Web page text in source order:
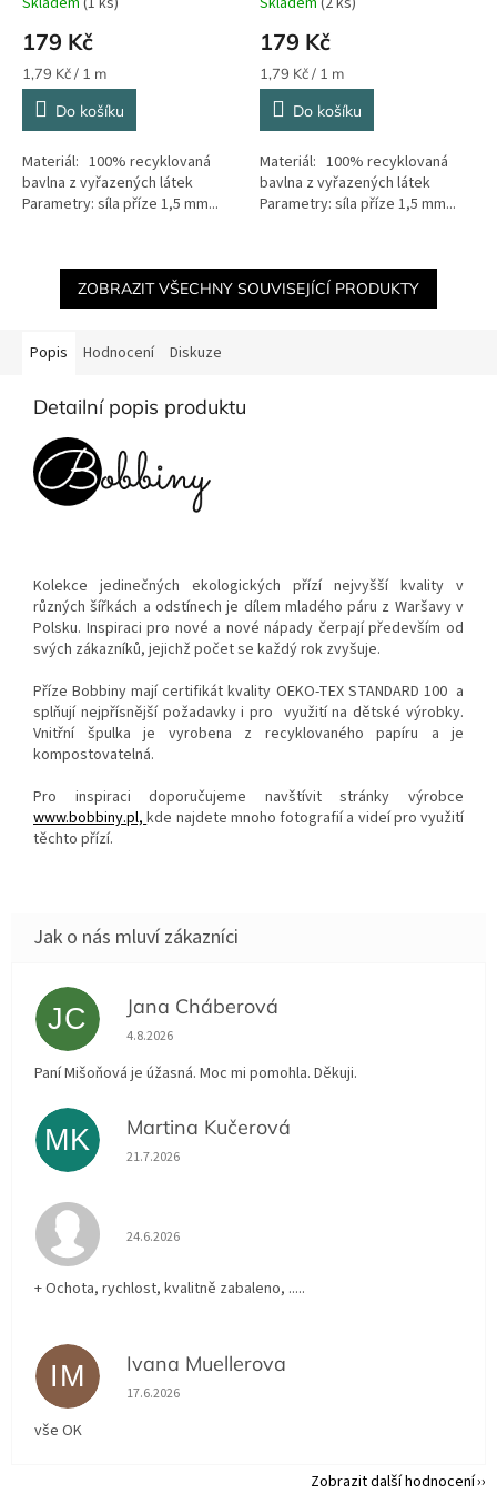
179 Kč
Měrná
cena:
1,79 Kč / 1 m
Do košíku
Materiál: 100% recyklovaná
bavlna z vyřazených látek
Parametry: síla příze 1,5 mm...
179 Kč
Měrná
cena:
1,79 Kč / 1 m
Do košíku
Materiál: 100% recyklovaná
bavlna z vyřazených látek
Parametry: síla příze 1,5 mm...
ZOBRAZIT VŠECHNY SOUVISEJÍCÍ PRODUKTY
Popis Hodnocení Diskuze
Detailní popis produktu
Kolekce jedinečných ekologických přízí nejvyšší kvality v
různých šířkách a odstínech je dílem mladého páru z Waršavy v
Polsku. Inspiraci pro nové a nové nápady čerpají především od
svých zákazníků, jejichž počet se každý rok zvyšuje.
Příze Bobbiny mají certifikát kvality OEKO-TEX STANDARD 100 a
splňují nejpřísnější požadavky i pro využití na dětské výrobky.
Vnitřní špulka je vyrobena z recyklovaného papíru a je
kompostovatelná.
Pro inspiraci doporučujeme navštívit stránky výrobce
www.bobbiny.pl,kde najdete mnoho fotografií a videí pro využití
těchto přízí.
JC Jana Cháberová
Hodnocení obchodu je 5 z 5 hvězdiček.
4.8.2026
Paní Mišoňová je úžasná. Moc mi pomohla. Děkuji.
MK Martina Kučerová
Hodnocení obchodu je 5 z 5 hvězdiček.
21.7.2026
Hodnocení obchodu je 5 z 5 hvězdiček.
24.6.2026
+ Ochota, rychlost, kvalitně zabaleno, .....
IM Ivana Muellerova
Hodnocení obchodu je 5 z 5 hvězdiček.
17.6.2026
vše OK
Zobrazit další hodnocení